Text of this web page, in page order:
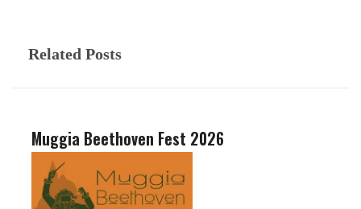
Related Posts
Muggia Beethoven Fest 2026